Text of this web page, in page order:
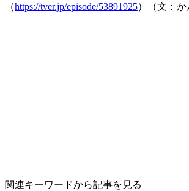
（https://tver.jp/episode/53891925）（文：か
関連キーワードから記事を見る